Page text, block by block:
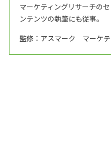
マーケティングリサーチの
ンテンツの執筆にも従事。
監修：アスマーク マーケテ